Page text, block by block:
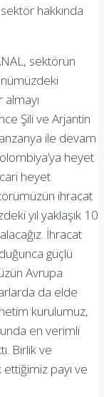
hakkında
sektörün
Şili ve Arjantin
ile devam
heyet
heyet
ihracat
yıl yaklaşık 10
İhracat
güçlü
Avrupa
da elde
kurulumuz,
en verimli
Birlik ve
payı ve